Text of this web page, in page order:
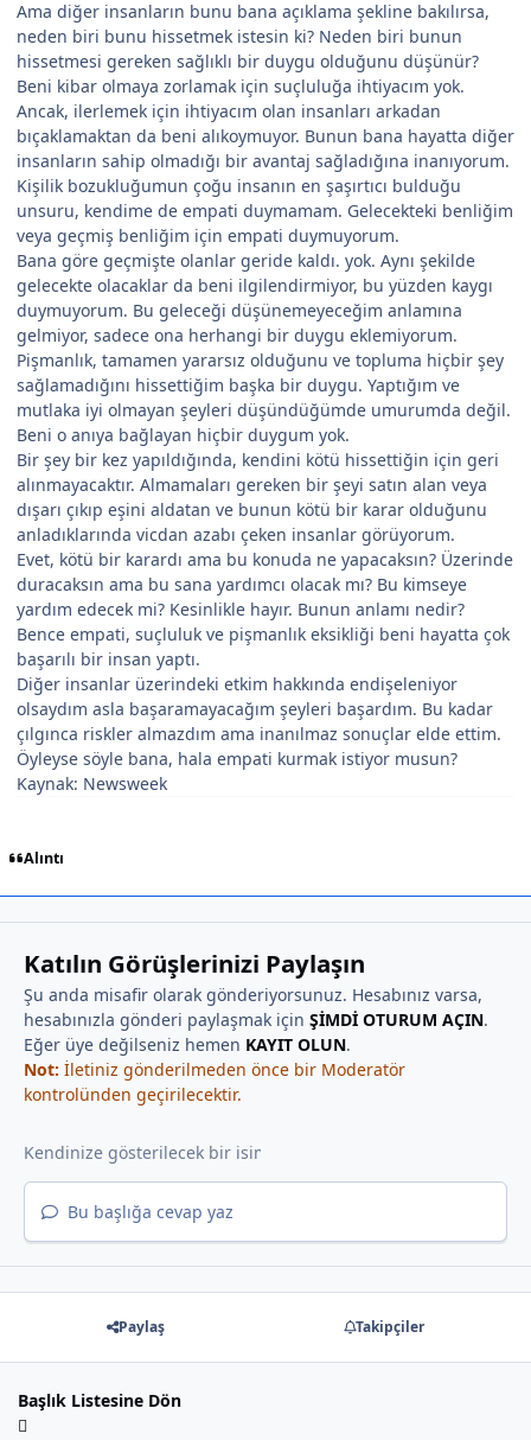
Ama diğer insanların bunu bana açıklama şekline bakılırsa,
neden biri bunu hissetmek istesin ki? Neden biri bunun
hissetmesi gereken sağlıklı bir duygu olduğunu düşünür?
Beni kibar olmaya zorlamak için suçluluğa ihtiyacım yok.
Ancak, ilerlemek için ihtiyacım olan insanları arkadan
bıçaklamaktan da beni alıkoymuyor. Bunun bana hayatta diğer
insanların sahip olmadığı bir avantaj sağladığına inanıyorum.
Kişilik bozukluğumun çoğu insanın en şaşırtıcı bulduğu
unsuru, kendime de empati duymamam. Gelecekteki benliğim
veya geçmiş benliğim için empati duymuyorum.
Bana göre geçmişte olanlar geride kaldı. yok. Aynı şekilde
gelecekte olacaklar da beni ilgilendirmiyor, bu yüzden kaygı
duymuyorum. Bu geleceği düşünemeyeceğim anlamına
gelmiyor, sadece ona herhangi bir duygu eklemiyorum.
Pişmanlık, tamamen yararsız olduğunu ve topluma hiçbir şey
sağlamadığını hissettiğim başka bir duygu. Yaptığım ve
mutlaka iyi olmayan şeyleri düşündüğümde umurumda değil.
Beni o anıya bağlayan hiçbir duygum yok.
Bir şey bir kez yapıldığında, kendini kötü hissettiğin için geri
alınmayacaktır. Almamaları gereken bir şeyi satın alan veya
dışarı çıkıp eşini aldatan ve bunun kötü bir karar olduğunu
anladıklarında vicdan azabı çeken insanlar görüyorum.
Evet, kötü bir karardı ama bu konuda ne yapacaksın? Üzerinde
duracaksın ama bu sana yardımcı olacak mı? Bu kimseye
yardım edecek mi? Kesinlikle hayır. Bunun anlamı nedir?
Bence empati, suçluluk ve pişmanlık eksikliği beni hayatta çok
başarılı bir insan yaptı.
Diğer insanlar üzerindeki etkim hakkında endişeleniyor
olsaydım asla başaramayacağım şeyleri başardım. Bu kadar
çılgınca riskler almazdım ama inanılmaz sonuçlar elde ettim.
Öyleyse söyle bana, hala empati kurmak istiyor musun?
Kaynak: Newsweek
Alıntı
Katılın Görüşlerinizi Paylaşın
Şu anda misafir olarak gönderiyorsunuz. Hesabınız varsa,
hesabınızla gönderi paylaşmak için ŞİMDİ OTURUM AÇIN.
Eğer üye değilseniz hemen KAYIT OLUN.
Not: İletiniz gönderilmeden önce bir Moderatör
kontrolünden geçirilecektir.
Bu başlığa cevap yaz
Paylaş Takipçiler
Başlık Listesine Dön